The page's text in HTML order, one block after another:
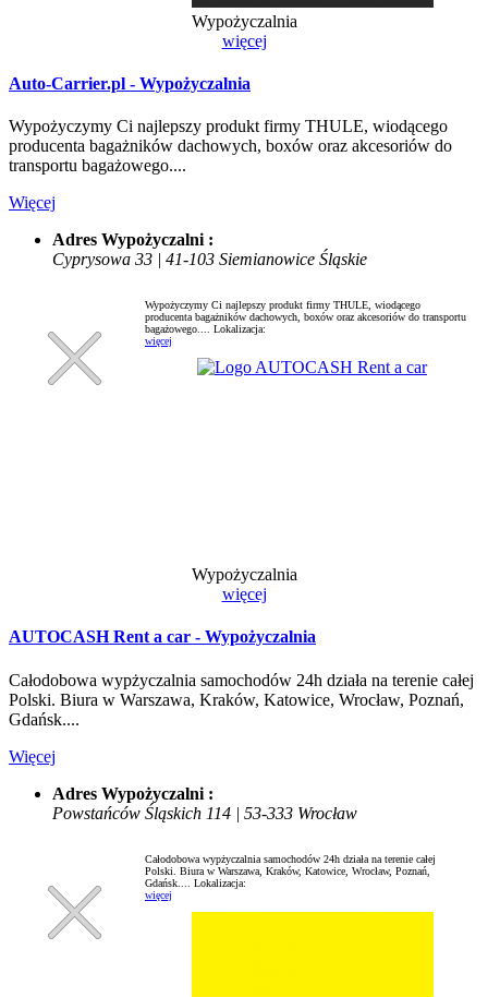
Wypożyczalnia
więcej
Auto-Carrier.pl - Wypożyczalnia
Wypożyczymy Ci najlepszy produkt firmy THULE, wiodącego
producenta bagażników dachowych, boxów oraz akcesoriów do
transportu bagażowego....
Więcej
Adres Wypożyczalni :
Cyprysowa 33 | 41-103 Siemianowice Śląskie
Wypożyczymy Ci najlepszy produkt firmy THULE, wiodącego
producenta bagażników dachowych, boxów oraz akcesoriów do transportu
bagażowego.... Lokalizacja:
więcej
Wypożyczalnia
więcej
AUTOCASH Rent a car - Wypożyczalnia
Całodobowa wypżyczalnia samochodów 24h działa na terenie całej
Polski. Biura w Warszawa, Kraków, Katowice, Wrocław, Poznań,
Gdańsk....
Więcej
Adres Wypożyczalni :
Powstańców Śląskich 114 | 53-333 Wrocław
Całodobowa wypżyczalnia samochodów 24h działa na terenie całej
Polski. Biura w Warszawa, Kraków, Katowice, Wrocław, Poznań,
Gdańsk.... Lokalizacja:
więcej